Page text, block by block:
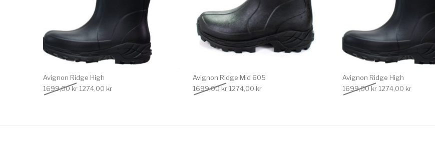
Avignon Ridge High
1699,00kr Det ursprungliga priset var: 1699,00 kr.
1274,00 krDet nuvarande priset är: 1274,00 kr.
Avignon Ridge Mid 605
1699,00kr Det ursprungliga priset var: 1699,00 kr.
1274,00 krDet nuvarande priset är: 1274,00 kr.
Avignon Ridge High
1699,00kr Det ursprungliga
1274,00 krDet